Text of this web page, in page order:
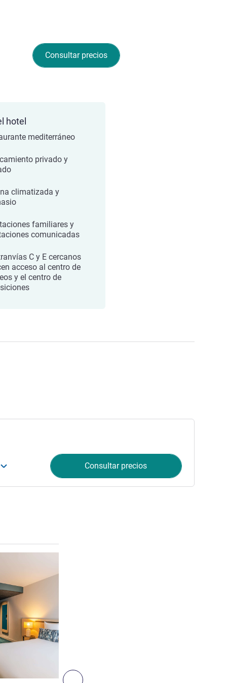
Consultar precios
hotel
mediterráneo
privado y
climatizada y
familiares y
comunicadas
C y E cercanos
acceso al centro de
y el centro de
Consultar precios
Siguiente - Habitación